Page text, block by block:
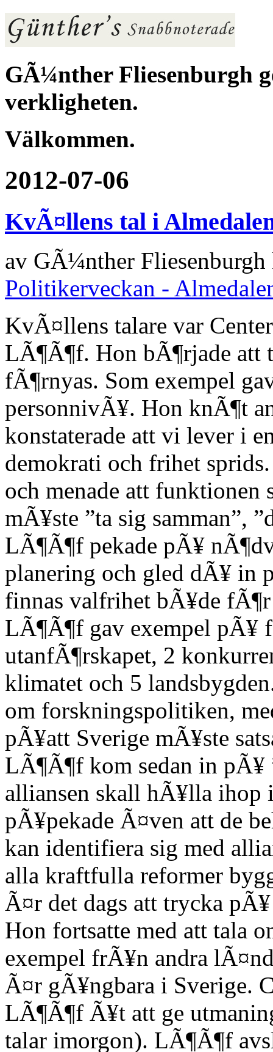
GÃ¼nther Fliesenburgh
verkligheten.
Välkommen.
2012-07-06
KvÃ¤llens tal i
av GÃ¼nther Fliesenburgh
Politikerveckan -
KvÃ¤llens talare var
LÃ¶Ã¶f. Hon bÃ¶rjade att
fÃ¶rnyas. Som exempel
personnivÃ¥. Hon knÃ¶t
konstaterade att vi lever i
demokrati och frihet
och menade att
mÃ¥ste ”ta sig samman”,
LÃ¶Ã¶f pekade pÃ¥
planering och gled dÃ¥ in
finnas valfrihet bÃ¥de fÃ¶r
LÃ¶Ã¶f gav exempel pÃ¥
utanfÃ¶rskapet, 2
klimatet och 5
om forskningspolitiken,
pÃ¥att Sverige mÃ¥ste
LÃ¶Ã¶f kom sedan in pÃ¥
alliansen skall hÃ¥lla ihop
pÃ¥pekade Ã¤ven att de
kan identifiera sig med
alla kraftfulla reformer
Ã¤r det dags att trycka
Hon fortsatte med att tala
exempel frÃ¥n andra
Ã¤r gÃ¥ngbara i Sverige.
LÃ¶Ã¶f Ã¥t att ge
talar imorgon). LÃ¶Ã¶f